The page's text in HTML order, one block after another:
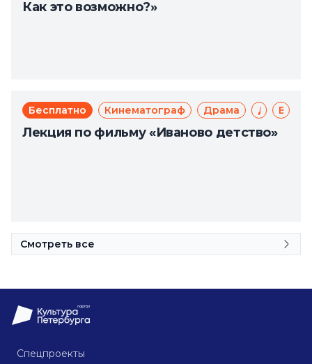
Как это возможно?»
Бесплатно Кинематограф Драма Доступная среда Великая Отечественная война
Лекция по фильму «Иваново детство»
Смотреть все
Спецпроекты